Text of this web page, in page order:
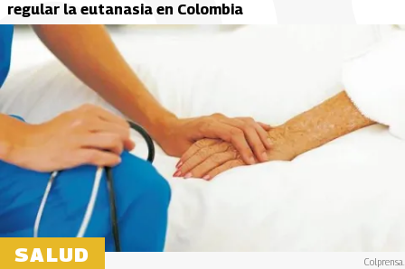
regular la eutanasia en Colombia
SALUD Colprensa.